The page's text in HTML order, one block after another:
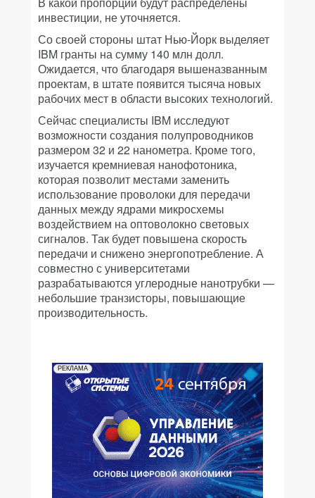
инвестиции, не уточняется.
Со своей стороны штат Нью-Йорк выделяет
IBM гранты на сумму 140 млн долл.
Ожидается, что благодаря вышеназванным
проектам, в штате появится тысяча новых
рабочих мест в области высоких технологий.
Сейчас специалисты IBM исследуют
возможности создания полупроводников
размером 32 и 22 нанометра. Кроме того,
изучается кремниевая нанофотоника,
которая позволит местами заменить
использование проволоки для передачи
данных между ядрами микросхемы
воздействием на оптоволокно световых
сигналов. Так будет повышена скорость
передачи и снижено энергопотребление. А
совместно с университетами
разрабатываются углеродные нанотрубки —
небольшие транзисторы, повышающие
производительность.
РЕКЛАМА